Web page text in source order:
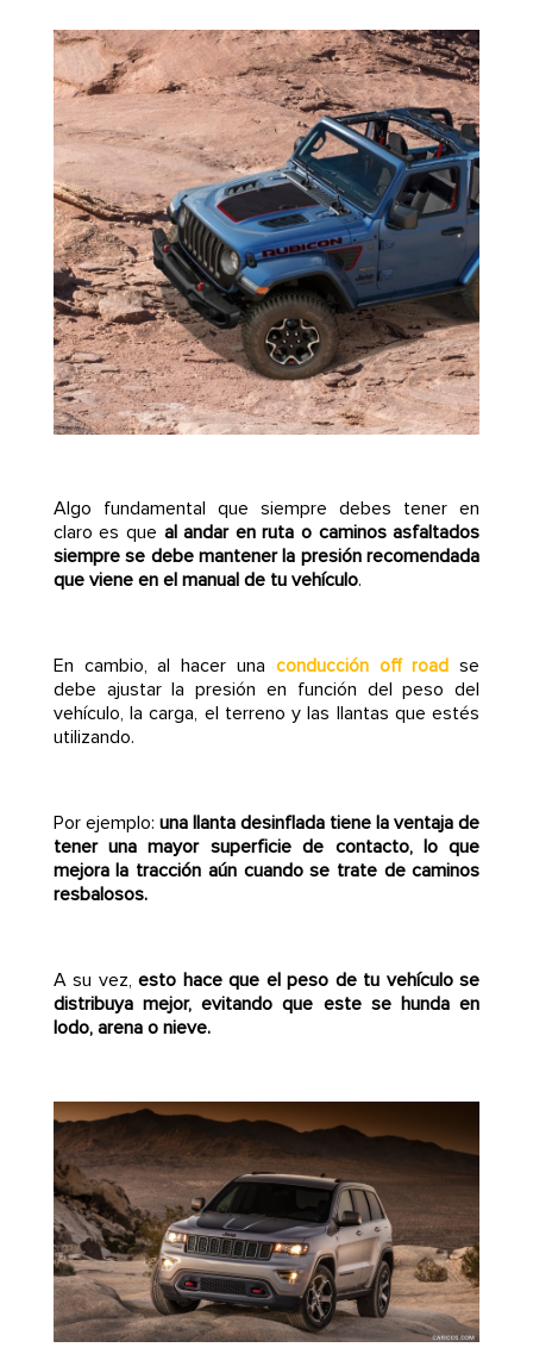
Algo fundamental que siempre debes tener en
claro es que al andar en ruta o caminos asfaltados
siempre se debe mantener la presión recomendada
que viene en el manual de tu vehículo.
En cambio, al hacer una conducción off road se
debe ajustar la presión en función del peso del
vehículo, la carga, el terreno y las llantas que estés
utilizando.
Por ejemplo: una llanta desinflada tiene la ventaja de
tener una mayor superficie de contacto, lo que
mejora la tracción aún cuando se trate de caminos
resbalosos.
A su vez,esto hace que el peso de tu vehículo se
distribuya mejor, evitando que este se hunda en
lodo, arena o nieve.